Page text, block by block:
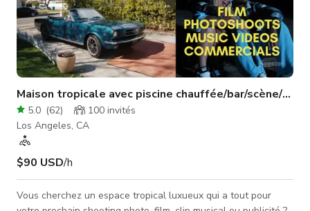
Maison tropicale avec piscine chauffée/bar/scène/
5.0 (62) 100 invités
Los Angeles, CA
$90 USD/h
Vous cherchez un espace tropical luxueux qui a tout pour